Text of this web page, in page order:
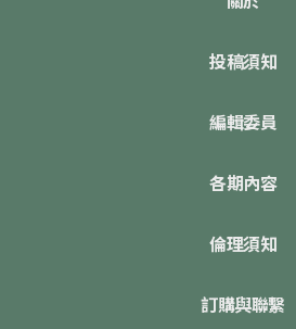
投稿須知
編輯委員
各期內容
倫理須知
訂購與聯繫